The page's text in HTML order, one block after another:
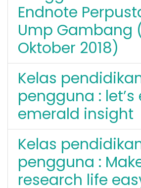
Endnote
Ump Gambang
Oktober 2018)
Kelas
pengguna : let’s
emerald insight
Kelas
pengguna :
research life